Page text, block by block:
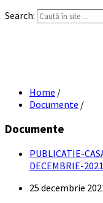
Search:
Home /
Documente /
Documente
PUBLICATIE-
DECEMBRIE-
25 decembrie